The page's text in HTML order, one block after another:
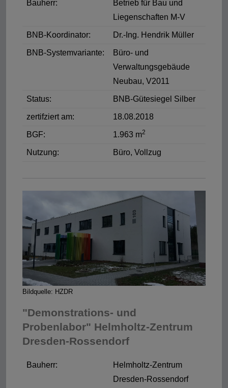
Bauherr:
Betrieb für Bau und
Liegenschaften M-V
BNB-Koordinator: Dr.-Ing. Hendrik Müller
BNB-Systemvariante:
Büro- und
Verwaltungsgebäude
Neubau, V2011
Status: BNB-Gütesiegel Silber
zertifziert am: 18.08.2018
BGF: 1.963 m2
Nutzung: Büro, Vollzug
Bildquelle: HZDR
"Demonstrations- und
Probenlabor" Helmholtz-Zentrum
Dresden-Rossendorf
Bauherr:
Helmholtz-Zentrum
Dresden-Rossendorf